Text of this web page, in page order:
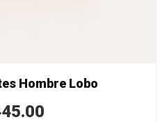
Hombre Lobo